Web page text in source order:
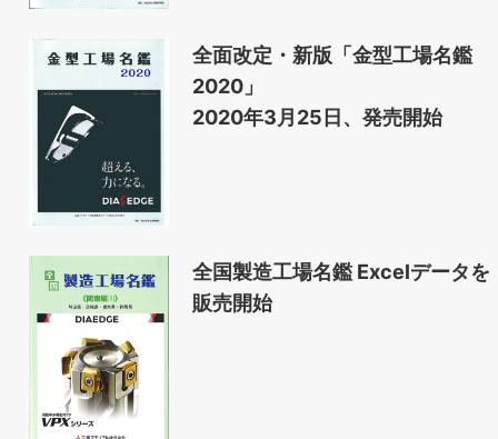
全面改定・新版「金型工場名鑑
2020」
2020年3月25日、発売開始
全国製造工場名鑑 Excelデータを
販売開始